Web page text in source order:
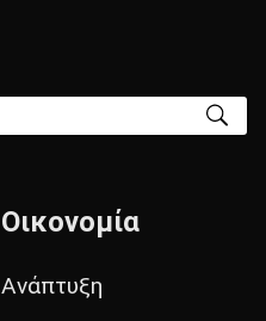
Οικονομία
Ανάπτυξη